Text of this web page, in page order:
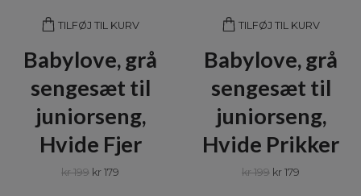
TILFØJ TIL KURV
Babylove, grå
sengesæt til
juniorseng,
Hvide Fjer
kr 199 kr 179
TILFØJ TIL KURV
Babylove, grå
sengesæt til
juniorseng,
Hvide Prikker
kr 199 kr 179